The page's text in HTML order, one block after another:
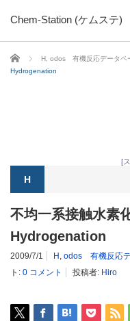
Chem-Station (ケムステ)
ホーム H odos 有機反応データベ
Hydrogenation
[
H
不均一系接触水素
Hydrogenation
2009/7/1 H , odos 有機反応
ト: 0 コメント 投稿者: Hiro